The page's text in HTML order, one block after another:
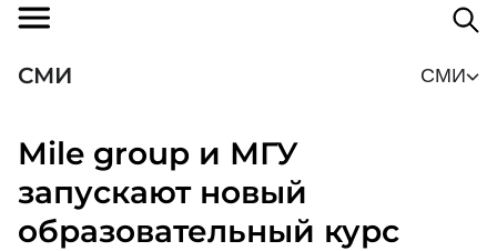
СМИ СМИ
Mile group и МГУ
запускают новый
образовательный курс